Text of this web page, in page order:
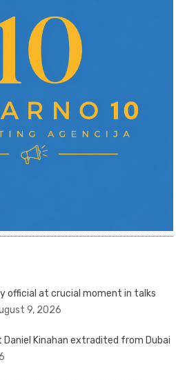
official at crucial moment in talks
9, 2026
Kinahan extradited from Dubai